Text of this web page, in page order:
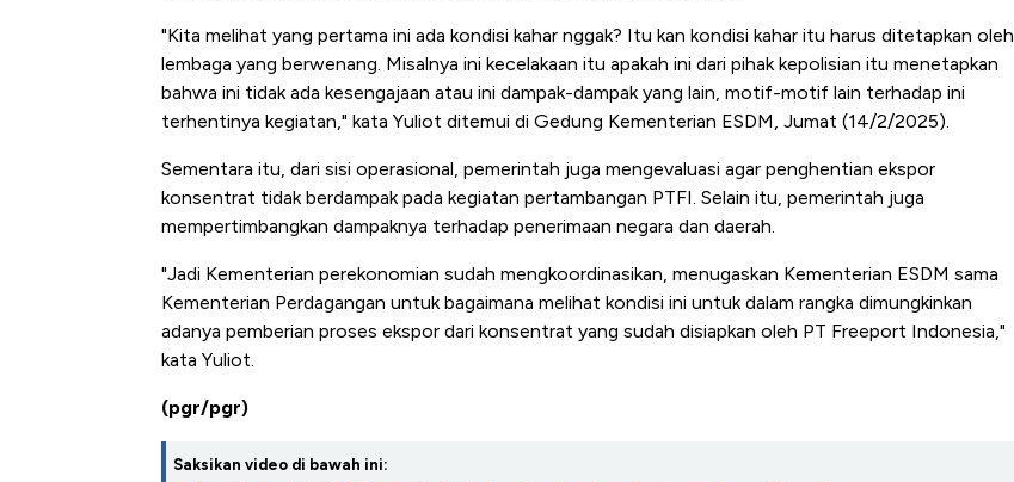
"Kita melihat yang pertama ini ada kondisi kahar nggak? Itu kan kondisi kahar itu harus ditetapkan oleh
lembaga yang berwenang. Misalnya ini kecelakaan itu apakah ini dari pihak kepolisian itu menetapkan
bahwa ini tidak ada kesengajaan atau ini dampak-dampak yang lain, motif-motif lain terhadap ini
terhentinya kegiatan," kata Yuliot ditemui di Gedung Kementerian ESDM, Jumat (14/2/2025).
Sementara itu, dari sisi operasional, pemerintah juga mengevaluasi agar penghentian ekspor
konsentrat tidak berdampak pada kegiatan pertambangan PTFI. Selain itu, pemerintah juga
mempertimbangkan dampaknya terhadap penerimaan negara dan daerah.
"Jadi Kementerian perekonomian sudah mengkoordinasikan, menugaskan Kementerian ESDM sama
Kementerian Perdagangan untuk bagaimana melihat kondisi ini untuk dalam rangka dimungkinkan
adanya pemberian proses ekspor dari konsentrat yang sudah disiapkan oleh PT Freeport Indonesia,"
kata Yuliot.
(pgr/pgr)
Saksikan video di bawah ini: